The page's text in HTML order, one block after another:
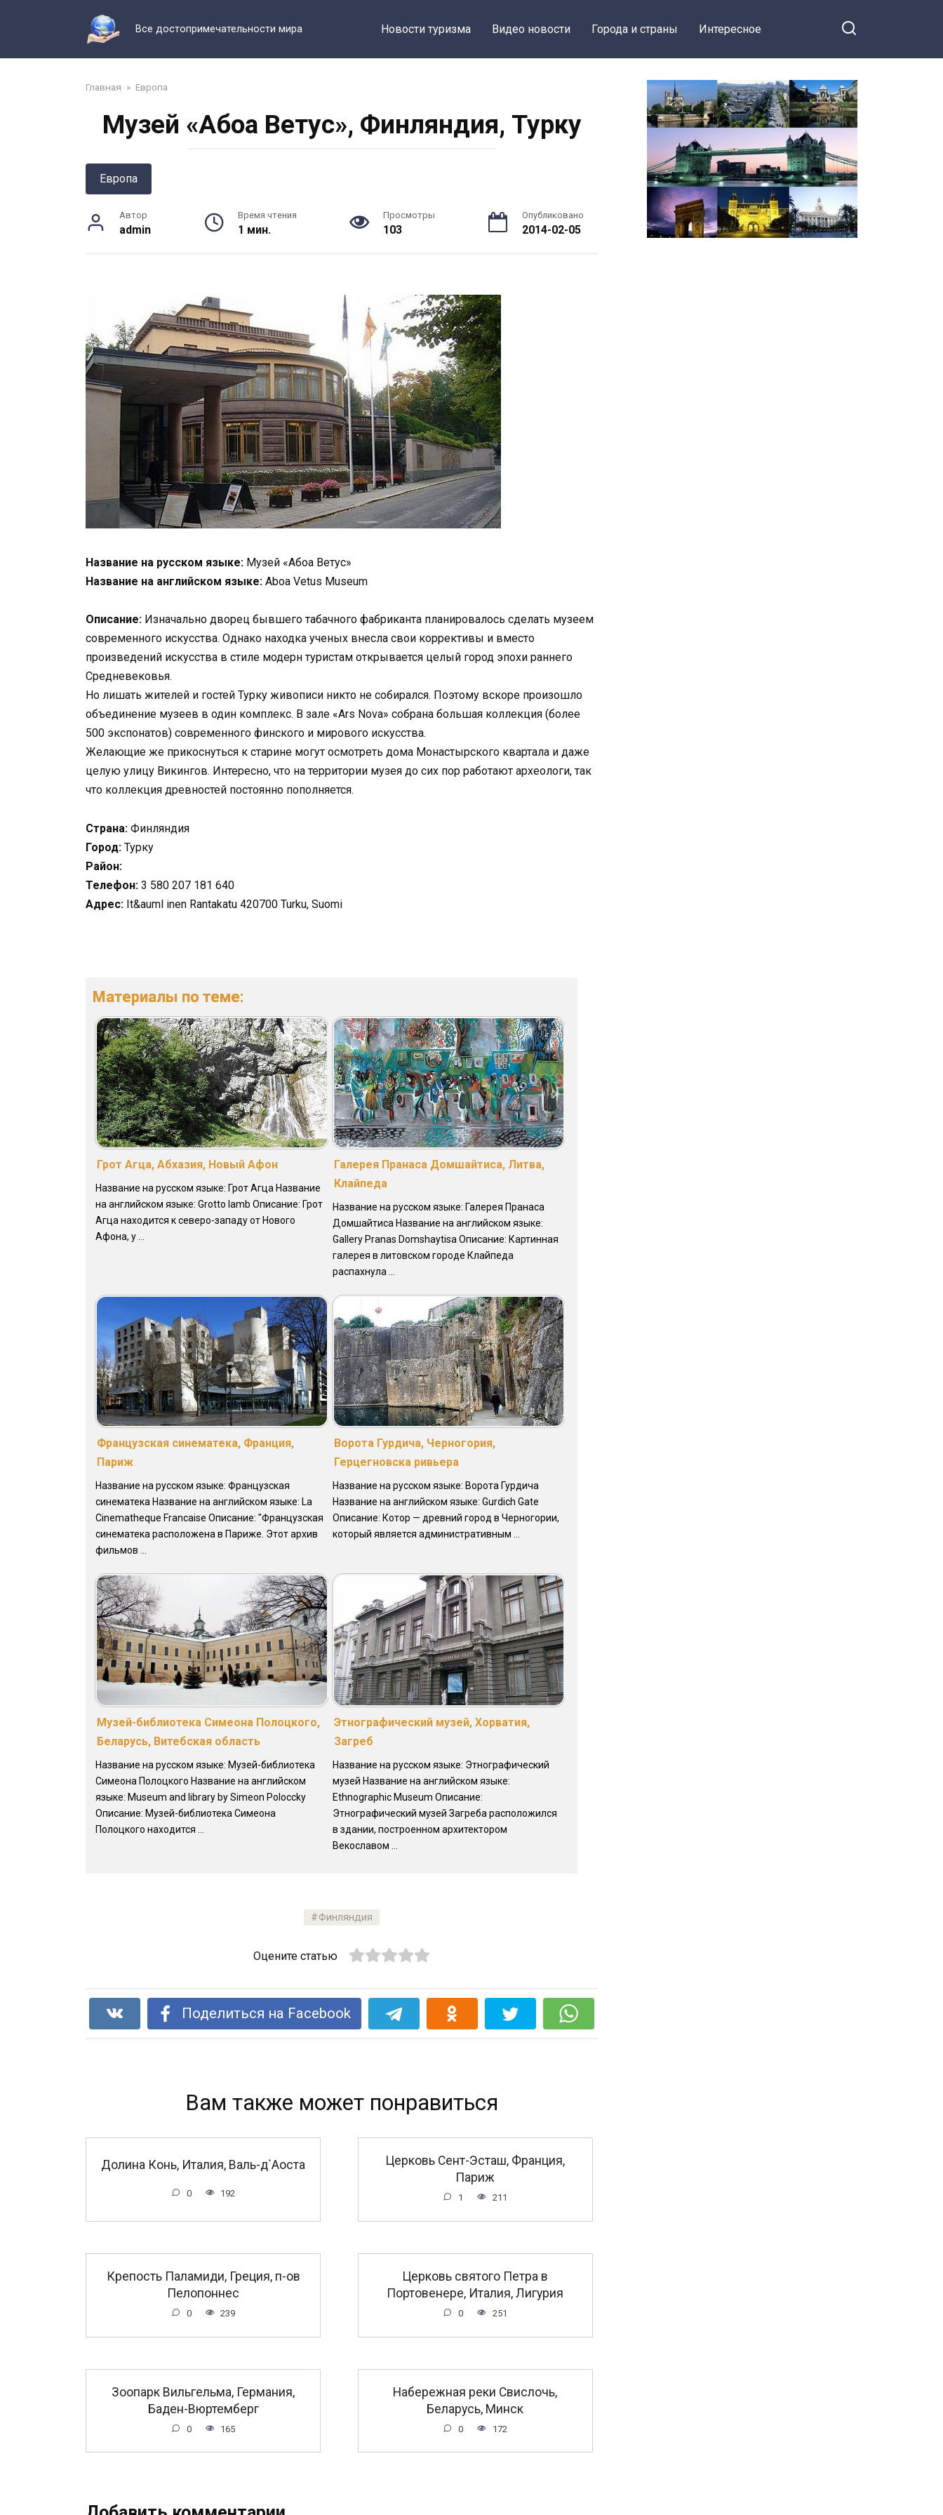
Все достопримечательности мира Новости туризма Видео новости Города и страны Интересное
Главная » Европа
Музей «Абоа Ветус», Финляндия, Турку
Европа
Автор
admin
Время чтения
1 мин.
Просмотры
103
Опубликовано
2014-02-05
Название на русском языке: Музей «Абоа Ветус»
Название на английском языке: Aboa Vetus Museum
Описание: Изначально дворец бывшего табачного фабриканта планировалось сделать музеем
современного искусства. Однако находка ученых внесла свои коррективы и вместо
произведений искусства в стиле модерн туристам открывается целый город эпохи раннего
Средневековья.
Но лишать жителей и гостей Турку живописи никто не собирался. Поэтому вскоре произошло
объединение музеев в один комплекс. В зале «Ars Nova» собрана большая коллекция (более
500 экспонатов) современного финского и мирового искусства.
Желающие же прикоснуться к старине могут осмотреть дома Монастырского квартала и даже
целую улицу Викингов. Интересно, что на территории музея до сих пор работают археологи, так
что коллекция древностей постоянно пополняется.
Страна: Финляндия
Город: Турку
Район:
Телефон: 3 580 207 181 640
Адрес: It&auml inen Rantakatu 420700 Turku, Suomi
Материалы по теме:
Грот Агца, Абхазия, Новый Афон
Название на русском языке: Грот Агца Название
на английском языке: Grotto lamb Описание: Грот
Агца находится к северо-западу от Нового
Афона, у ...
Галерея Пранаса Домшайтиса, Литва,
Клайпеда
Название на русском языке: Галерея Пранаса
Домшайтиса Название на английском языке:
Gallery Pranas Domshaytisa Описание: Картинная
галерея в литовском городе Клайпеда
распахнула ...
Французская синематека, Франция,
Париж
Название на русском языке: Французская
синематека Название на английском языке: La
Cinematheque Francaise Описание: "Французская
синематека расположена в Париже. Этот архив
фильмов ...
Ворота Гурдича, Черногория,
Герцегновска ривьера
Название на русском языке: Ворота Гурдича
Название на английском языке: Gurdich Gate
Описание: Котор — древний город в Черногории,
который является административным ...
Музей-библиотека Симеона Полоцкого,
Беларусь, Витебская область
Название на русском языке: Музей-библиотека
Симеона Полоцкого Название на английском
языке: Museum and library by Simeon Poloccky
Описание: Музей-библиотека Симеона
Полоцкого находится ...
Этнографический музей, Хорватия,
Загреб
Название на русском языке: Этнографический
музей Название на английском языке:
Ethnographic Museum Описание:
Этнографический музей Загреба расположился
в здании, построенном архитектором
Векославом ...
Финляндия
Оцените статью
Поделиться на Facebook
Вам также может понравиться
Долина Конь, Италия, Валь-д`Аоста
0 192
Церковь Сент-Эсташ, Франция,
Париж
1 211
Крепость Паламиди, Греция, п-ов
Пелопоннес
0 239
Церковь святого Петра в
Портовенере, Италия, Лигурия
0 251
Зоопарк Вильгельма, Германия,
Баден-Вюртемберг
0 165
Набережная реки Свислочь,
Беларусь, Минск
0 172